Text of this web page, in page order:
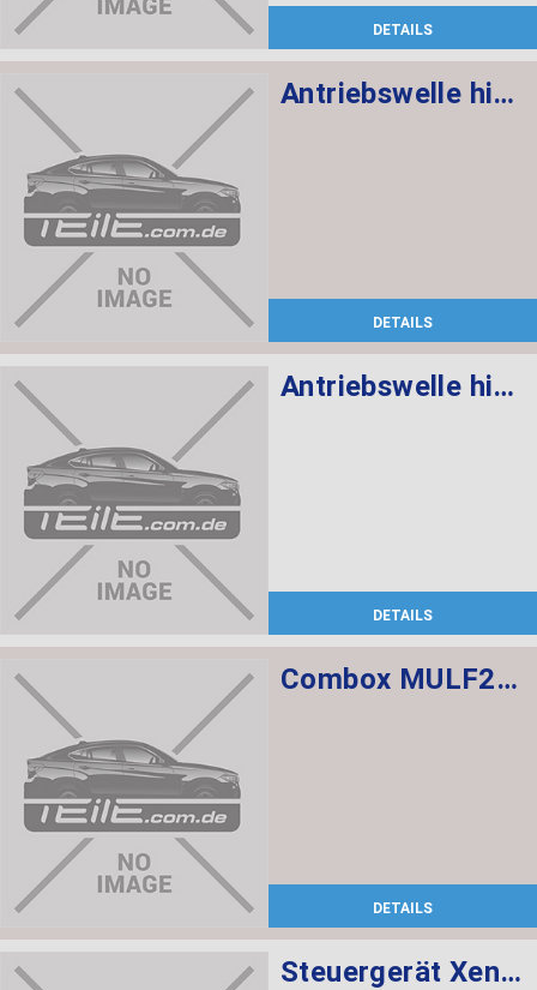
DETAILS
Antriebswelle hinten rechts
DETAILS
Antriebswelle hinten links
DETAILS
Combox MULF2 High Basis SVS
DETAILS
Steuergerät Xenon-Licht